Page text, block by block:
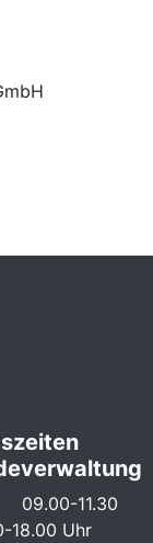
11.30
18.00 Uhr